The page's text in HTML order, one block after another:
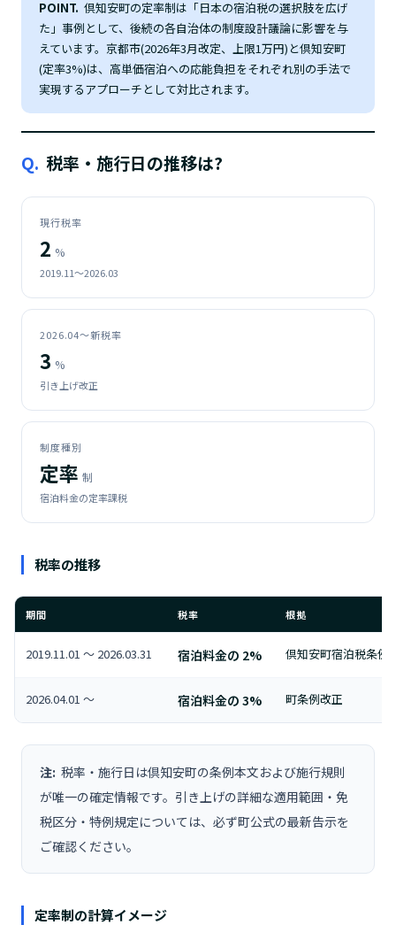
POINT. 倶知安町の定率制は「日本の宿泊税の選択肢を広げ
た」事例として、後続の各自治体の制度設計議論に影響を与
えています。京都市(2026年3月改定、上限1万円)と倶知安町
(定率3%)は、高単価宿泊への応能負担をそれぞれ別の手法で
実現するアプローチとして対比されます。
Q. 税率・施行日の推移は?
現行税率
2 %
2019.11〜2026.03
2026.04〜新税率
3 %
引き上げ改正
制度種別
定率 制
宿泊料金の定率課税
税率の推移
期間 税率 根拠
2019.11.01 〜 2026.03.31 宿泊料金の 2% 倶知安町宿泊税条例(
2026.04.01 〜 宿泊料金の 3% 町条例改正
注: 税率・施行日は倶知安町の条例本文および施行規則
が唯一の確定情報です。引き上げの詳細な適用範囲・免
税区分・特例規定については、必ず町公式の最新告示を
ご確認ください。
定率制の計算イメージ